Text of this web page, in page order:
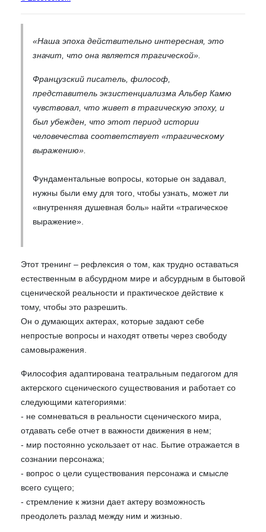
«Наша эпоха действительно интересная, это
значит, что она является трагической».
Французский писатель, философ,
представитель экзистенциализма Альбер Камю
чувствовал, что живет в трагическую эпоху, и
был убежден, что этот период истории
человечества соответствует «трагическому
выражению».
Фундаментальные вопросы, которые он задавал,
нужны были ему для того, чтобы узнать, может ли
«внутренняя душевная боль» найти «трагическое
выражение».
Этот тренинг – рефлексия о том, как трудно оставаться
естественным в абсурдном мире и абсурдным в бытовой
сценической реальности и практическое действие к
тому, чтобы это разрешить.
Он о думающих актерах, которые задают себе
непростые вопросы и находят ответы через свободу
самовыражения.
Философия адаптирована театральным педагогом для
актерского сценического существования и работает со
следующими категориями:
- не сомневаться в реальности сценического мира,
отдавать себе отчет в важности движения в нем;
- мир постоянно ускользает от нас. Бытие отражается в
сознании персонажа;
- вопрос о цели существования персонажа и смысле
всего сущего;
- стремление к жизни дает актеру возможность
преодолеть разлад между ним и жизнью.